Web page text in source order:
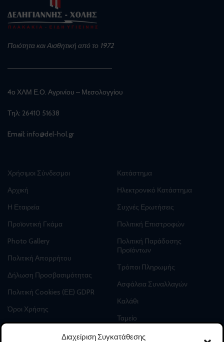
Διαχείριση Συγκατάθεσης
Ποιότητα και Αισθητική από το 1972
4ο ΧΛΜ Ε.Ο. Αγρινίου – Μεσολογγίου
Τηλ: 26410 51638
Email: info@del-hol.gr
Χρήσιμοι Σύνδεσμοι
Αρχική
Η Εταιρεία
Προϊοντική Γκάμα
Photo Gallery
Πολιτική Απορρήτου
Δήλωση Προσβασιμότητας
Πολιτική Cookies (ΕΕ) GDPR
Όροι Χρήσης
Επικοινωνία
Κατάστημα
Ηλεκτρονικό Κατάστημα
Συχνές Ερωτήσεις
Πολιτική Επιστροφών
Πολιτική Παράδοσης
Προϊόντων
Τρόποι Πληρωμής
Ασφάλεια Συναλλαγών
Καλάθι
Ταμείο